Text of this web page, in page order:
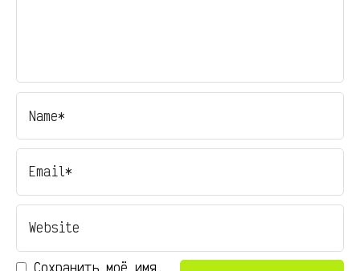
Сохранить моё имя,